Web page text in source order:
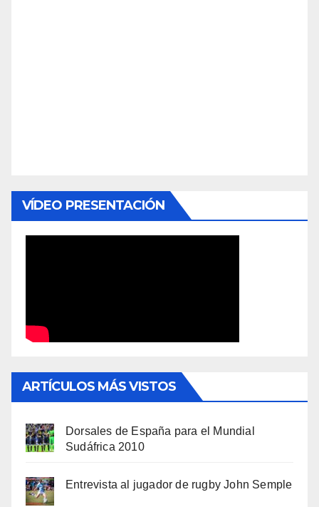
VÍDEO PRESENTACIÓN
ARTÍCULOS MÁS VISTOS
Dorsales de España para el Mundial
Sudáfrica 2010
Entrevista al jugador de rugby John Semple